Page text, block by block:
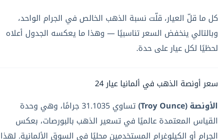
كل ما قلّ العيار، قلّت نسبة الذهب الخالص في الجرام الواحد،
وبالتالي ينخفض السعر تناسبيًا — وهذا ما يعكسه الجدول أعلاه
لحظيًا لكل عيار على حدة.
سعر أونصة الذهب في ألمانيا عيار 24
الأونصة (Troy Ounce)
تساوي 31.1035 جرامًا، وهي وحدة
القياس المعتمدة عالميًا في تسعير الذهب بالبورصات، بعكس
الجرام أو الكيلوغرام المستخدمين محليًا في السوق الألمانية. لهذا